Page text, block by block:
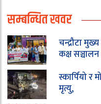
सम्बन्धित खवर
चन्द्रौटा
कक्ष सञ्चालन
स्कार्पियो
मृत्यु,